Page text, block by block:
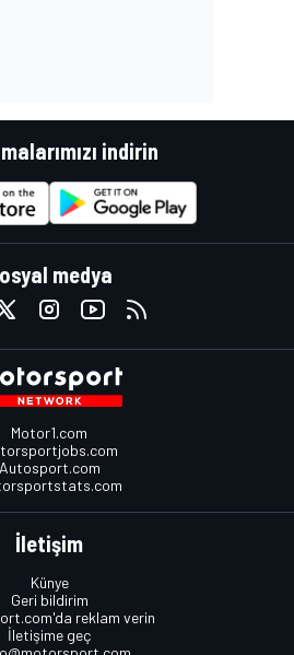
indirin
medya
Motor1.com
Autosport.com
İletişim
Künye
Geri bildirim
reklam verin
İletişime geç